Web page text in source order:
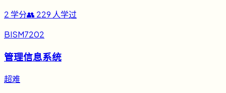
2 学分👥 229 人学过
BISM7202
管理信息系统
超难